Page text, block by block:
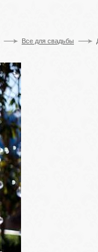
Все для свадьбы